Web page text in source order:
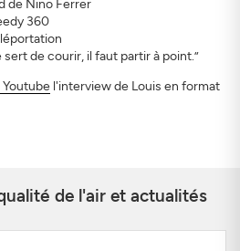
de Nino Ferrer
360
sert de courir, il faut partir à point.”
l'interview de Louis en format
de l'air et actualités